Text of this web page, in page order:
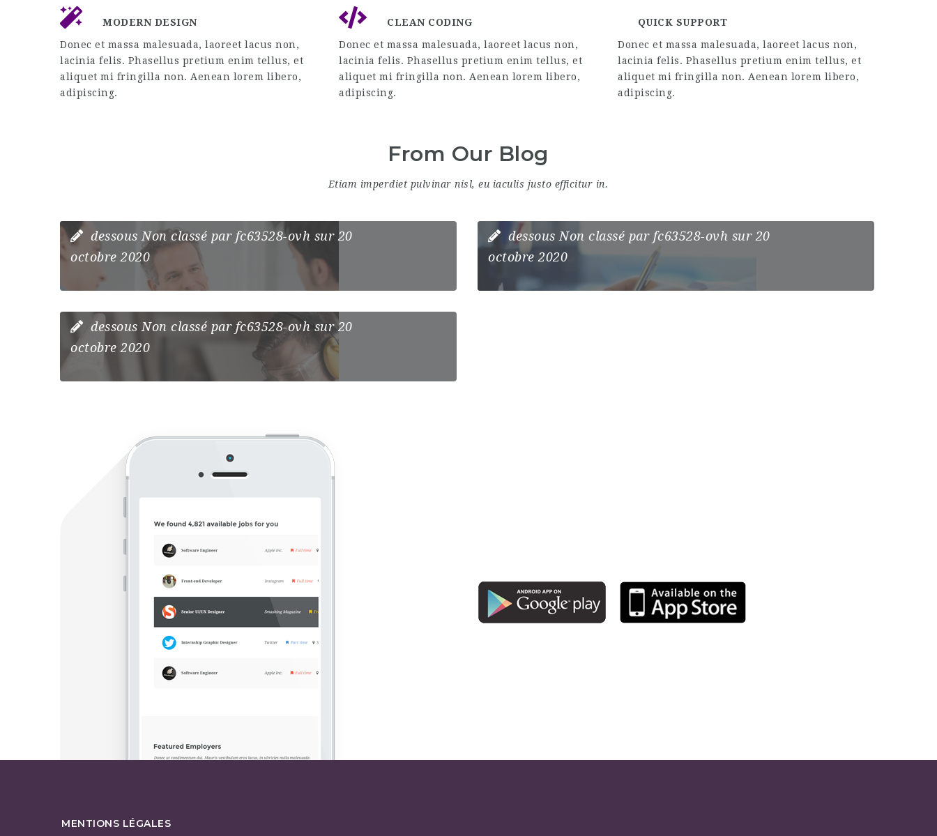
MODERN DESIGN
Donec et massa malesuada, laoreet lacus non,
lacinia felis. Phasellus pretium enim tellus, et
aliquet mi fringilla non. Aenean lorem libero,
adipiscing.
CLEAN CODING
Donec et massa malesuada, laoreet lacus non,
lacinia felis. Phasellus pretium enim tellus, et
aliquet mi fringilla non. Aenean lorem libero,
adipiscing.
QUICK SUPPORT
Donec et massa malesuada, laoreet lacus non,
lacinia felis. Phasellus pretium enim tellus, et
aliquet mi fringilla non. Aenean lorem libero,
adipiscing.
From Our Blog
Etiam imperdiet pulvinar nisl, eu iaculis justo efficitur in.
COMMENT RÉUSSIR UN ENTRETIEN
dessous Non classé par fc63528-ovh sur 20
octobre 2020
COMMENT RÉUSSIR SA LETTRE DE
dessous Non classé par fc63528-ovh sur 20
octobre 2020
QUELLES COMPÉTENCES SONT
dessous Non classé par fc63528-ovh sur 20
octobre 2020
MENTIONS LÉGALES